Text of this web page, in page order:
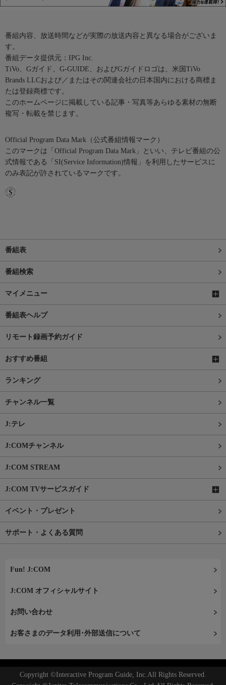
番組内容、放送時間などが実際の放送内容と異なる場合がございま
す。
番組データ提供元：IPG Inc.
TiVo、Gガイド、G-GUIDE、およびGガイドロゴは、米国TiVo
Brands LLCおよび／またはその関連会社の日本国内における商標ま
たは登録商標です。
このホームページに掲載している記事・写真等あらゆる素材の無断
複写・転載を禁じます。
Official Program Data Mark（公式番組情報マーク）
このマークは「Official Program Data Mark」といい、テレビ番組の公
式情報である「SI(Service Information)情報」を利用したサービスに
のみ表記が許されているマークです。
番組表
番組検索
マイメニュー
番組表ヘルプ
リモート録画予約ガイド
おすすめ番組
ランキング
チャンネル一覧
J:テレ
J:COMチャンネル
J:COM STREAM
J:COM TVサービスガイド
イベント・プレゼント
サポート・よくある質問
Fun! J:COM
J:COM オフィシャルサイト
お問い合わせ
お客さまのデータ利用･外部送信について
Copyright ©Interactive Program Guide, Inc.All Rights Reserved.